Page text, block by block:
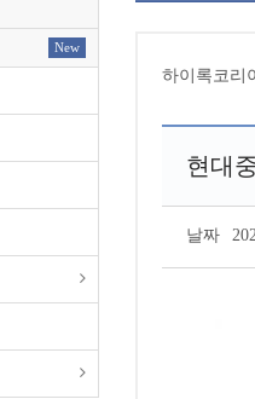
New
하이록코리
현대
날짜